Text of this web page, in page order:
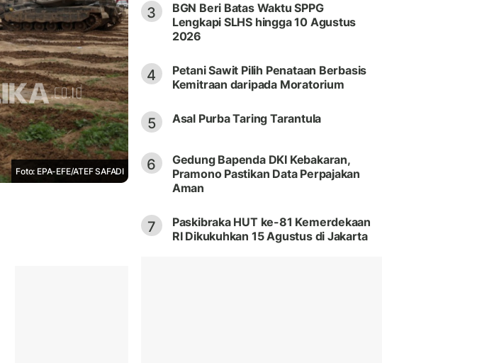
Foto: EPA-EFE/ATEF SAFADI
3
BGN Beri Batas Waktu SPPG
Lengkapi SLHS hingga 10 Agustus
2026
4
Petani Sawit Pilih Penataan Berbasis
Kemitraan daripada Moratorium
5 Asal Purba Taring Tarantula
6
Gedung Bapenda DKI Kebakaran,
Pramono Pastikan Data Perpajakan
Aman
7
Paskibraka HUT ke-81 Kemerdekaan
RI Dikukuhkan 15 Agustus di Jakarta